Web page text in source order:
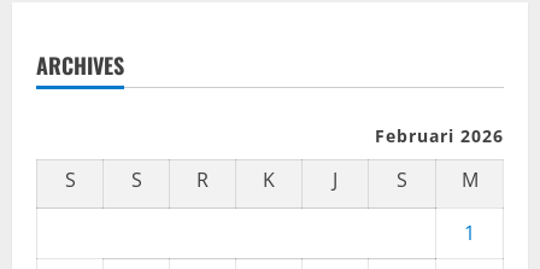
ARCHIVES
Februari 2026
S S R K J S
M
1